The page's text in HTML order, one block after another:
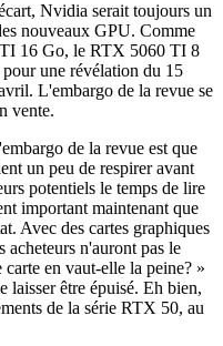
Nvidia serait toujours un
nouveaux GPU. Comme
16 Go, le RTX 5060 TI 8
une révélation du 15
L'embargo de la revue se
vente.
de la revue est que
un peu de respirer avant
potentiels le temps de lire
important maintenant que
Avec des cartes graphiques
acheteurs n'auront pas le
carte en vaut-elle la peine? »
laisser être épuisé. Eh bien,
de la série RTX 50, au